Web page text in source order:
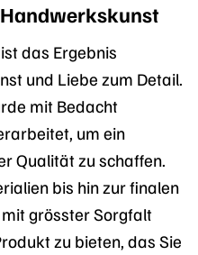
das Ergebnis
und Liebe zum Detail.
mit Bedacht
um ein
Qualität zu schaffen.
bis hin zur finalen
grösster Sorgfalt
zu bieten, das Sie